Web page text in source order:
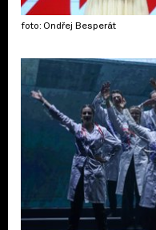
foto: Ondřej Besperát